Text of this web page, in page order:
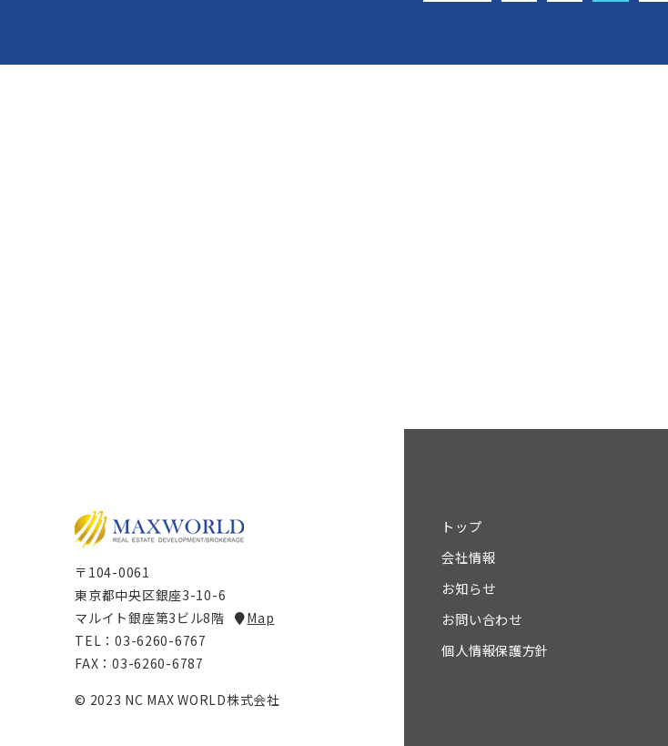
〒104-0061
東京都中央区銀座3-10-6
マルイト銀座第3ビル8階
Map
TEL：03-6260-6767
FAX：03-6260-6787
© 2023 NC MAX WORLD株式会社
トップ
会社情報
お知らせ
お問い合わせ
個人情報保護方針